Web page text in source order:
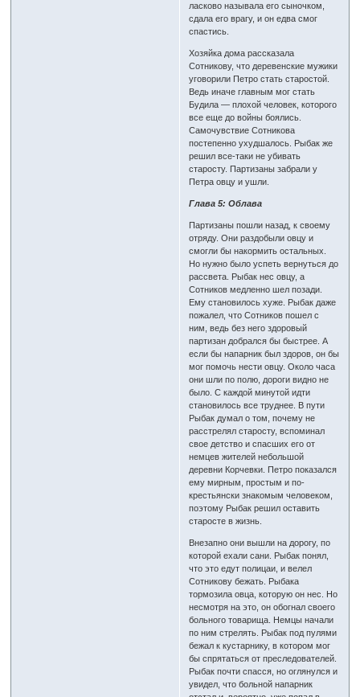
ласково называла его сыночком,
сдала его врагу, и он едва смог
спастись.
Хозяйка дома рассказала
Сотникову, что деревенские мужики
уговорили Петро стать старостой.
Ведь иначе главным мог стать
Будила — плохой человек, которого
все еще до войны боялись.
Самочувствие Сотникова
постепенно ухудшалось. Рыбак же
решил все-таки не убивать
старосту. Партизаны забрали у
Петра овцу и ушли.
Глава 5: Облава
Партизаны пошли назад, к своему
отряду. Они раздобыли овцу и
смогли бы накормить остальных.
Но нужно было успеть вернуться до
рассвета. Рыбак нес овцу, а
Сотников медленно шел позади.
Ему становилось хуже. Рыбак даже
пожалел, что Сотников пошел с
ним, ведь без него здоровый
партизан добрался бы быстрее. А
если бы напарник был здоров, он бы
мог помочь нести овцу. Около часа
они шли по полю, дороги видно не
было. С каждой минутой идти
становилось все труднее. В пути
Рыбак думал о том, почему не
расстрелял старосту, вспоминал
свое детство и спасших его от
немцев жителей небольшой
деревни Корчевки. Петро показался
ему мирным, простым и по-
крестьянски знакомым человеком,
поэтому Рыбак решил оставить
старосте в жизнь.
Внезапно они вышли на дорогу, по
которой ехали сани. Рыбак понял,
что это едут полицаи, и велел
Сотникову бежать. Рыбака
тормозила овца, которую он нес. Но
несмотря на это, он обогнал своего
больного товарища. Немцы начали
по ним стрелять. Рыбак под пулями
бежал к кустарнику, в котором мог
бы спрятаться от преследователей.
Рыбак почти спасся, но оглянулся и
увидел, что больной напарник